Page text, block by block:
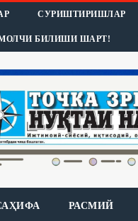
СУРИШТИРИШЛАР
БИЛИШИ ШАРТ!
РАСМИЙ